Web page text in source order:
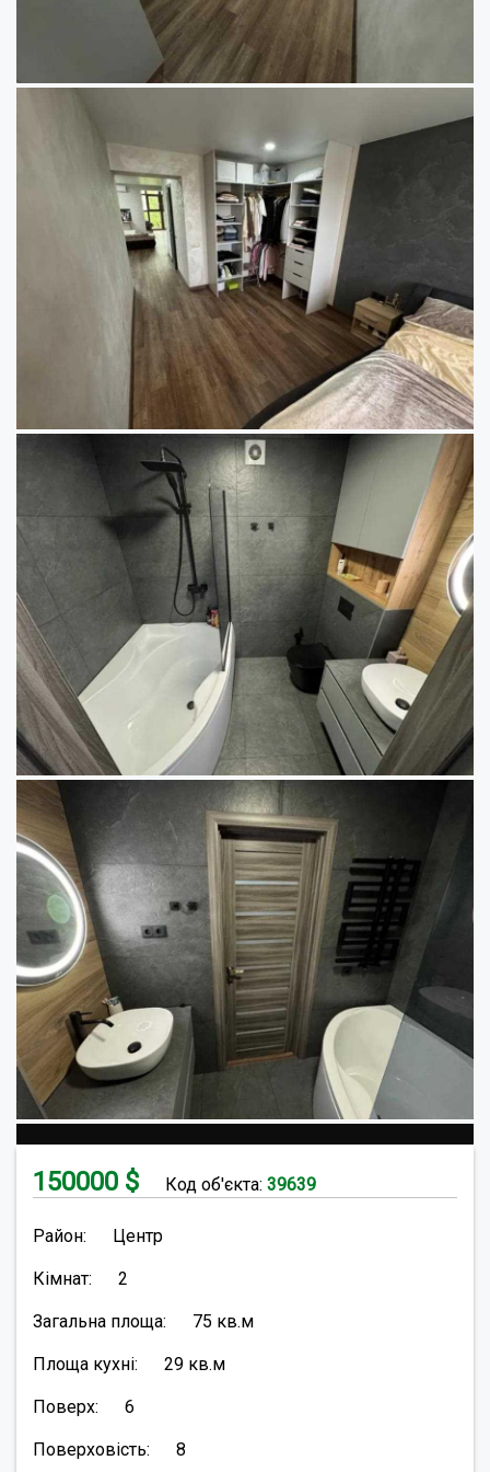
150000 $ Код об'єкта: 39639
Район: Центр
Кімнат: 2
Загальна площа: 75 кв.м
Площа кухні: 29 кв.м
Поверх: 6
Поверховість: 8